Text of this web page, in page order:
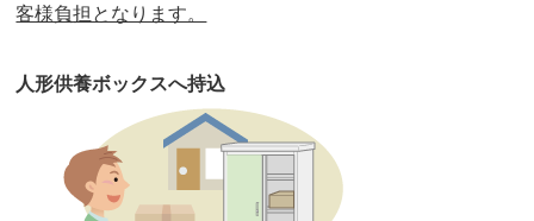
第27回人形供養祭平成29年6月14日(水)
第26回人形供養祭平成28年12月15日(木)
第25回人形供養祭 平成28年6月16日(木)
客様負担となります。
人形供養ボックスへ持込